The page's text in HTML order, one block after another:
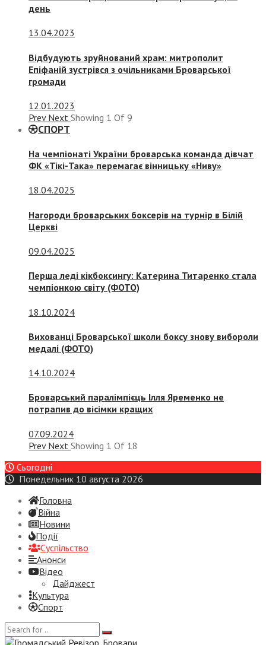
день
13.04.2023
Відбудують зруйнований храм: митрополит
Епіфаній зустрівся з очільниками Броварської
громади
12.01.2023
Prev Next Showing 1 Of 9
СПОРТ
На чемпіонаті України броварська команда дівчат
ФК «Тікі-Така» перемагає вінницьку «Ниву»
18.04.2025
Нагороди броварських боксерів на турнір в Білій
Церкві
09.04.2025
Перша леді кікбоксингу: Катерина Титаренко стала
чемпіонкою світу (ФОТО)
18.10.2024
Вихованці Броварської школи боксу знову вибороли
медалі (ФОТО)
14.10.2024
Броварський паралімпієць Ілля Яременко не
потрапив до вісімки кращих
07.09.2024
Prev Next Showing 1 Of 18
Сьогодні
Понедельник 10 августа 2026
Головна
Війна
Новини
Події
Суспiльство
Анонси
Відео
Дайджест
Культура
Спорт